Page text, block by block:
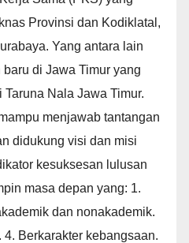
Provinsi dan Kodiklatal,
Yang antara lain
di Jawa Timur yang
Taruna Nala Jawa Timur.
menjawab tantangan
didukung visi dan misi
kesuksesan lulusan
masa depan yang: 1.
dan nonakademik.
4. Berkarakter kebangsaan.